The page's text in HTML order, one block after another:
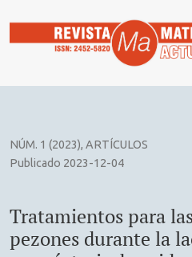
NÚM. 1 (2023), ARTÍCULOS
Tratamientos para
pezones durante la
Publicado 2023-12-04